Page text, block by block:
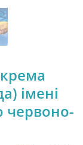
імені
червоно-